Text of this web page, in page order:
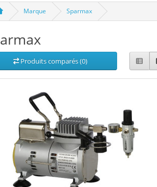
Marque Sparmax
Produits comparés (0)